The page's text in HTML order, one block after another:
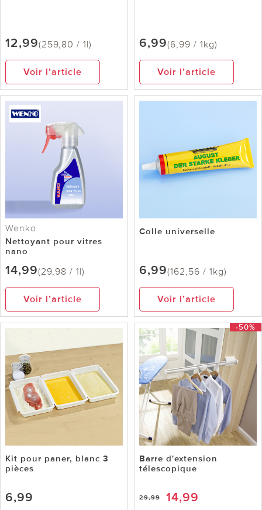
12,99(259,80 / 1l)
Voir l’article
6,99(6,99 / 1kg)
Voir l’article
Wenko
Nettoyant pour vitres
nano
14,99(29,98 / 1l)
Voir l’article
Colle universelle
6,99(162,56 / 1kg)
Voir l’article
Kit pour paner, blanc 3
pièces
6,99
-50%
Barre d'extension
télescopique
29,99 14,99